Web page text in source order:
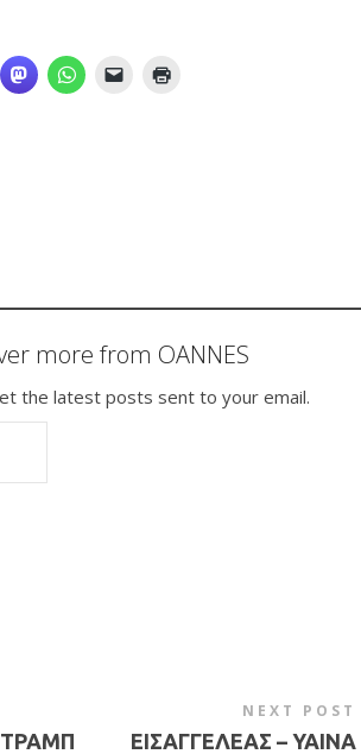
more from OANNES
the latest posts sent to your email.
ΤΡΑΜΠ
NEXT POST
ΕΙΣΑΓΓΕΛΕΑΣ – ΥΑΙΝΑ